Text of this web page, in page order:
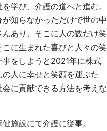
学び、介護の道へと進む。
知らなかっただけで世の中
あり、そこに人の数だけ笑
に生まれた喜びと人々の笑
をしようと2021年に株式
人に幸せと笑顔を運ぶた
に貢献できる方法を考えな
施設にて介護に従事。